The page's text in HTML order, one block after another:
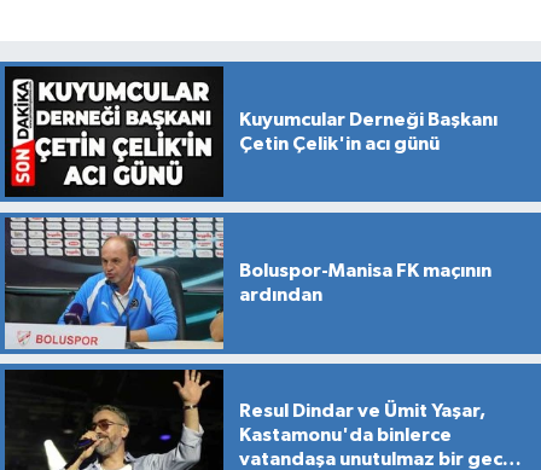
Kuyumcular Derneği Başkanı
Çetin Çelik'in acı günü
Boluspor-Manisa FK maçının
ardından
Resul Dindar ve Ümit Yaşar,
Kastamonu'da binlerce
vatandaşa unutulmaz bir gece